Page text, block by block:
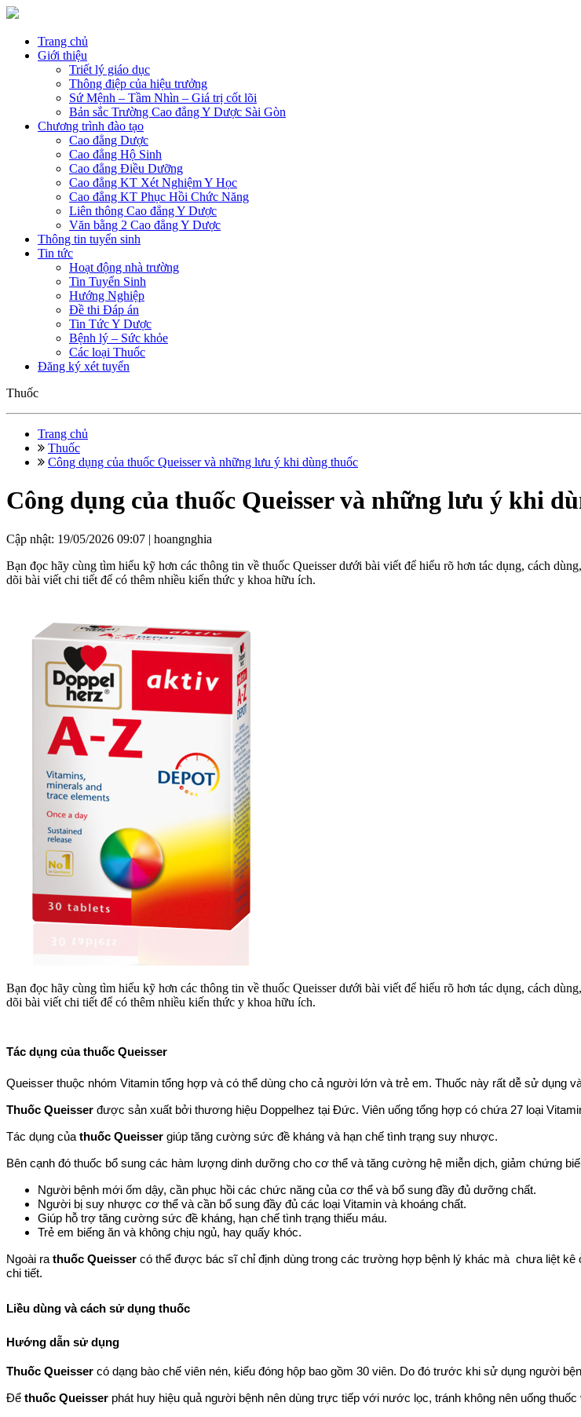
Trang chủ
Giới thiệu
Triết lý giáo dục
Thông điệp của hiệu trưởng
Sứ Mệnh – Tầm Nhìn – Giá trị cốt lõi
Bản sắc Trường Cao đẳng Y Dược Sài Gòn
Chương trình đào tạo
Cao đẳng Dược
Cao đẳng Hộ Sinh
Cao đẳng Điều Dưỡng
Cao đẳng KT Xét Nghiệm Y Học
Cao đẳng KT Phục Hồi Chức Năng
Liên thông Cao đẳng Y Dược
Văn bằng 2 Cao đẳng Y Dược
Thông tin tuyển sinh
Tin tức
Hoạt động nhà trường
Tin Tuyển Sinh
Hướng Nghiệp
Đề thi Đáp án
Tin Tức Y Dược
Bệnh lý – Sức khỏe
Các loại Thuốc
Đăng ký xét tuyển
Thuốc
Trang chủ
Thuốc
Công dụng của thuốc Queisser và những lưu ý khi dùng thuốc
Công dụng của thuốc Queisser và những lưu ý khi
Cập nhật: 19/05/2026 09:07 | hoangnghia
Bạn đọc hãy cùng tìm hiểu kỹ hơn các thông tin về thuốc Queisser dưới bài viết để hiểu rõ hơn tác dụng, cách
dõi bài viết chi tiết để có thêm nhiều kiến thức y khoa hữu ích.
Bạn đọc hãy cùng tìm hiểu kỹ hơn các thông tin về thuốc Queisser dưới bài viết để hiểu rõ hơn tác dụng, cách
dõi bài viết chi tiết để có thêm nhiều kiến thức y khoa hữu ích.
Tác dụng của thuốc Queisser
Queisser thuộc nhóm Vitamin tổng hợp và có thể dùng cho cả người lớn và trẻ em. Thuốc này rất dễ sử dụng
Thuốc Queisser được sản xuất bởi thương hiệu Doppelhez tại Đức. Viên uống tổng hợp có chứa 27 loại
Tác dụng của thuốc Queisser giúp tăng cường sức đề kháng và hạn chế tình trạng suy nhược.
Bên cạnh đó thuốc bổ sung các hàm lượng dinh dưỡng cho cơ thể và tăng cường hệ miễn dịch, giảm chứng
Người bệnh mới ốm dậy, cần phục hồi các chức năng của cơ thể và bổ sung đầy đủ dưỡng chất.
Người bị suy nhược cơ thể và cần bổ sung đầy đủ các loại Vitamin và khoáng chất.
Giúp hỗ trợ tăng cường sức đề kháng, hạn chế tình trạng thiếu máu.
Trẻ em biếng ăn và không chịu ngủ, hay quấy khóc.
Ngoài rathuốc Queisser có thể được bác sĩ chỉ định dùng trong các trường hợp bệnh lý khác mà chưa liệt
chi tiết.
Liều dùng và cách sử dụng thuốc
Hướng dẫn sử dụng
Thuốc Queisser có dạng bào chế viên nén, kiểu đóng hộp bao gồm 30 viên. Do đó trước khi sử dụng người
Để thuốc Queisser phát huy hiệu quả người bệnh nên dùng trực tiếp với nước lọc, tránh không nên uống